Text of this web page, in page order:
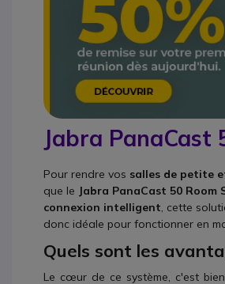
Jabra PanaCast
Pour rendre vos salles de petite
que le Jabra PanaCast 50 Room
connexion intelligent, cette
donc idéale pour fonctionner en
Quels sont les
Le cœur de ce système, c'est